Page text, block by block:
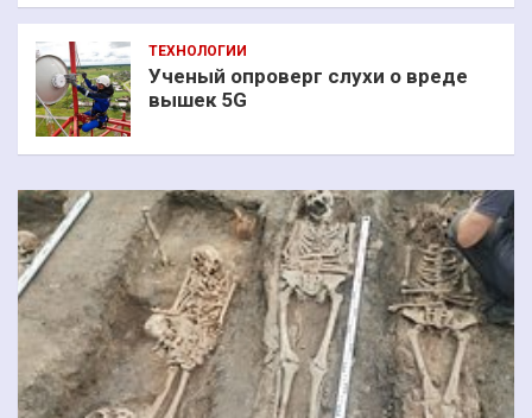
ТЕХНОЛОГИИ
Ученый опроверг слухи о вреде
вышек 5G